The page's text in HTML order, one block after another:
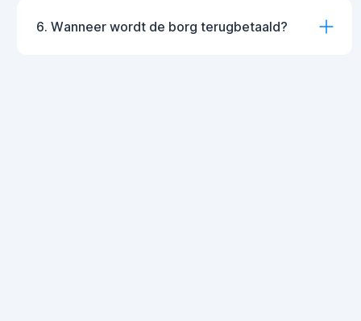
6. Wanneer wordt de borg terugbetaald?